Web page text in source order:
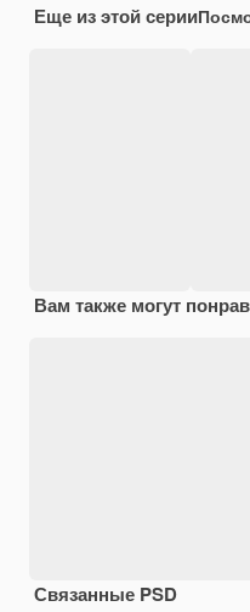
Еще из этой серии
Вам также могут
Связанные PSD